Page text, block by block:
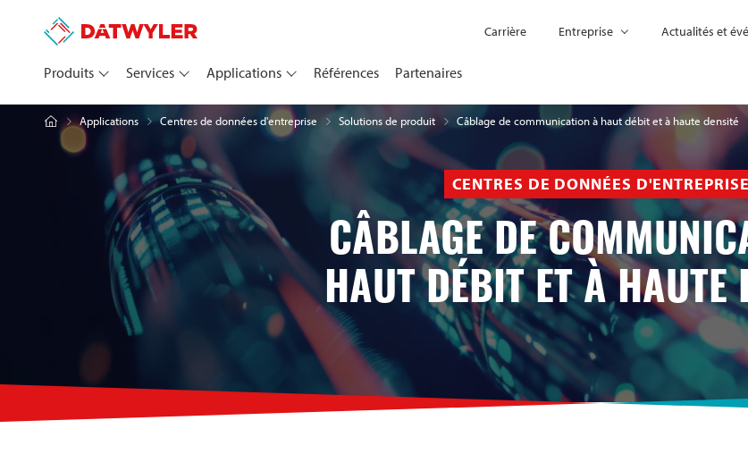
Produits Services Applications Références Partenaires
Carrière Entreprise Actualités et
Applications Centres de données d'entreprise Solutions de produit Câblage de communication à haut débit et à haute densité
CENTRES DE DONNÉES D'ENTREPRISE
CÂBLAGE DE
HAUT DÉBIT ET À HAUTE